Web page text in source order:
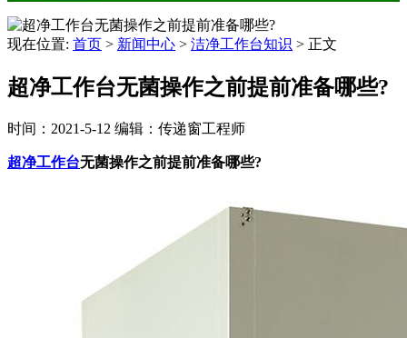
现在位置: 首页 > 新闻中心 > 洁净工作台知识 > 正文
超净工作台无菌操作之前提前准备哪些?
时间：2021-5-12 编辑：传递窗工程师
超净工作台无菌操作之前提前准备哪些?